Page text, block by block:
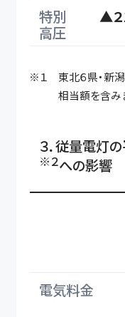
特別
高圧
▲２
※１ 東北６県・新
相当額を含み
３．従量電灯
※２への影響
電気料金